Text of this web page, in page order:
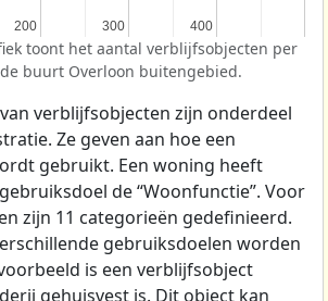
200
200 300
300 400
400
toont het aantal verblijfsobjecten per
buurt Overloon buitengebied.
verblijfsobjecten zijn onderdeel
Ze geven aan hoe een
gebruikt. Een woning heeft
de “Woonfunctie”. Voor
zijn 11 categorieën gedefinieerd.
gebruiksdoelen worden
is een verblijfsobject
gehuisvest is. Dit object kan